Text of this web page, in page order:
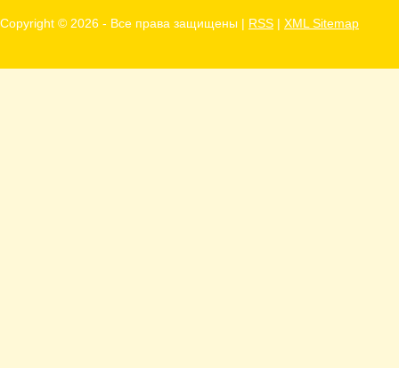
Copyright © 2026 - Все права защищены | RSS | XML Sitemap